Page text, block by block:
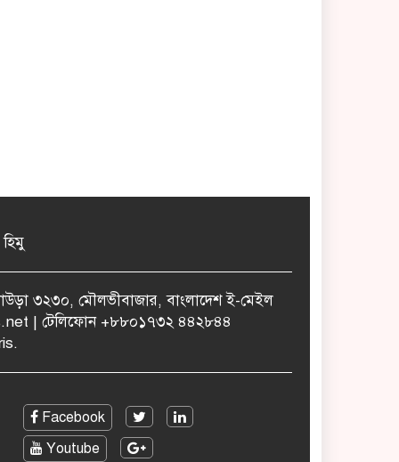
৩২৩০, মৌলভীবাজার, বাংলাদেশ ই-মেইল
| টেলিফোন +৮৮০১৭৩২ ৪৪২৮৪৪
Facebook
Youtube